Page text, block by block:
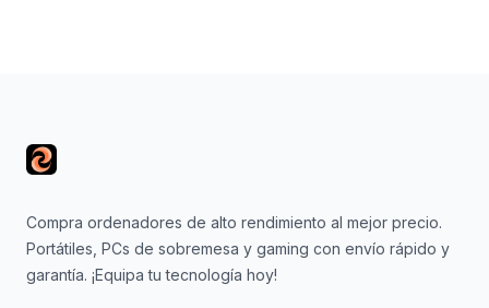
Compra ordenadores de alto rendimiento al mejor precio.
Portátiles, PCs de sobremesa y gaming con envío rápido y
garantía. ¡Equipa tu tecnología hoy!